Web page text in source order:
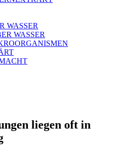
WASSER
WASSER
liegen oft in